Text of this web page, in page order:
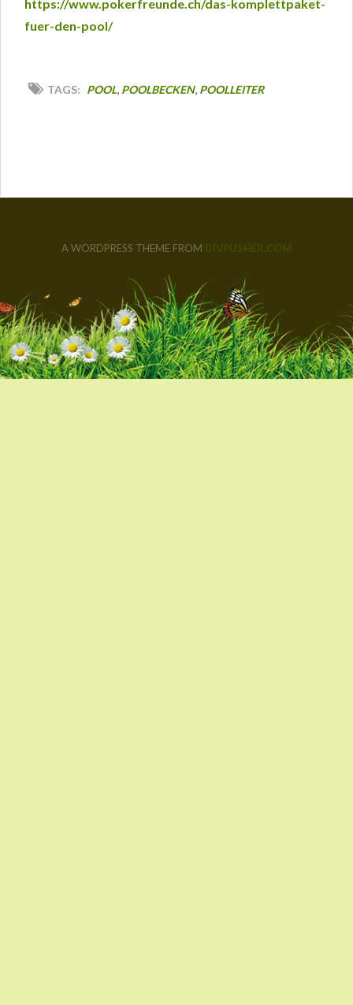
https://www.pokerfreunde.ch/das-komplettpaket-
fuer-den-pool/
TAGS: POOL, POOLBECKEN, POOLLEITER
A WORDPRESS THEME FROM DIVPUSHER.COM